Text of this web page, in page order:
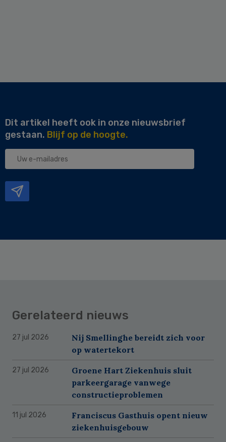
Dit artikel heeft ook in onze nieuwsbrief
gestaan. Blijf op de hoogte.
Uw
Gerelateerd nieuws
27 jul 2026
Nij Smellinghe bereidt zich voor
op watertekort
27 jul 2026
Groene Hart Ziekenhuis sluit
parkeergarage vanwege
constructieproblemen
11 jul 2026
Franciscus Gasthuis opent nieuw
ziekenhuisgebouw